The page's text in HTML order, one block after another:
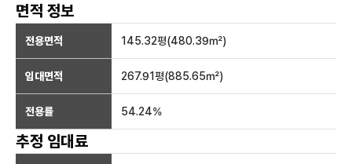
면적 정보
전용면적 145.32평(480.39㎡)
임대면적 267.91평(885.65㎡)
전용률 54.24%
추정 임대료